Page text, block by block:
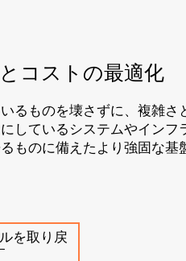
コストの最適化
るものを壊さずに、複雑さ
しているシステムやインフ
ものに備えたより強固な基
を取り戻